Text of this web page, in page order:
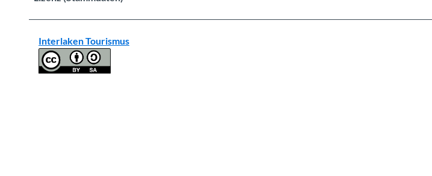
Interlaken Tourismus